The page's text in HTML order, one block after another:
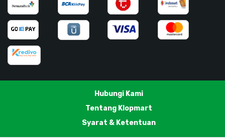
Hubungi Kami
Tentang Klopmart
Syarat & Ketentuan